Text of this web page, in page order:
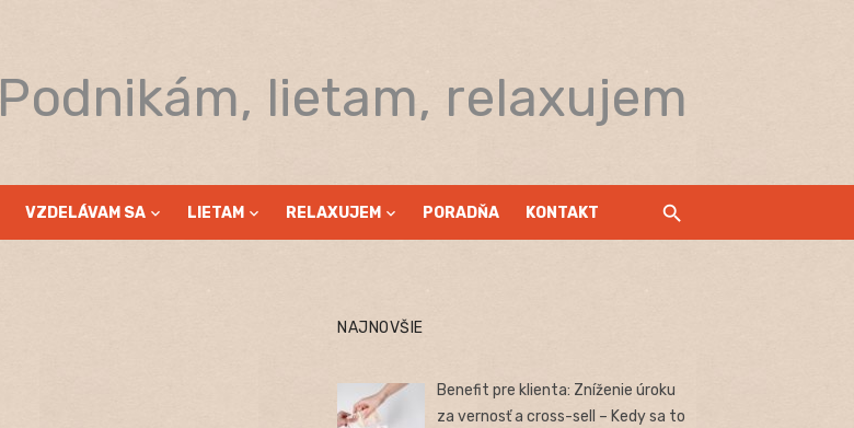
Podnikám, lietam, relaxujem
VZDELÁVAM SA LIETAM RELAXUJEM PORADŇA KONTAKT
NAJNOVŠIE
Benefit pre klienta: Zníženie úroku
za vernosť a cross-sell – Kedy sa to